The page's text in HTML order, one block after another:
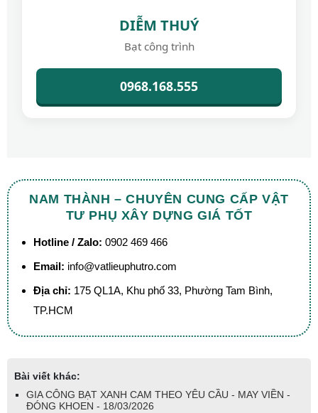
DIỄM THUÝ
Bạt công trình
0968.168.555
NAM THÀNH – CHUYÊN CUNG CẤP VẬT
TƯ PHỤ XÂY DỰNG GIÁ TỐT
Hotline / Zalo: 0902 469 466
Email: info@vatlieuphutro.com
Địa chỉ: 175 QL1A, Khu phố 33, Phường Tam Bình,
TP.HCM
Bài viết khác:
GIA CÔNG BẠT XANH CAM THEO YÊU CẦU - MAY VIỀN -
ĐÓNG KHOEN - 18/03/2026